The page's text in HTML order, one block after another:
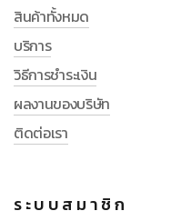
สินค้าทั้งหมด
บริการ
วิธีการชำระเงิน
ผลงานของบริษัท
ติดต่อเรา
ระบบสมาชิก